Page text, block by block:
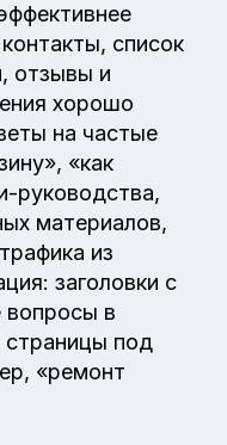
список
отзывы и
хорошо
на частые
«как
руководства,
материалов,
из
заголовки с
вопросы в
страницы под
«ремонт